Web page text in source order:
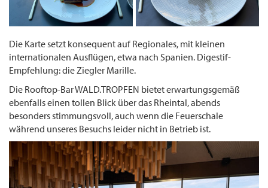
Die Karte setzt konsequent auf Regionales, mit kleinen
internationalen Ausflügen, etwa nach Spanien. Digestif-
Empfehlung: die Ziegler Marille.
Die Rooftop-Bar WALD.TROPFEN bietet erwartungsgemäß
ebenfalls einen tollen Blick über das Rheintal, abends
besonders stimmungsvoll, auch wenn die Feuerschale
während unseres Besuchs leider nicht in Betrieb ist.